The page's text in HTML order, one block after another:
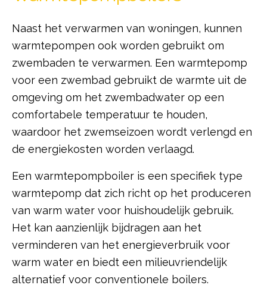
Naast het verwarmen van woningen, kunnen
warmtepompen ook worden gebruikt om
zwembaden te verwarmen. Een warmtepomp
voor een zwembad gebruikt de warmte uit de
omgeving om het zwembadwater op een
comfortabele temperatuur te houden,
waardoor het zwemseizoen wordt verlengd en
de energiekosten worden verlaagd.
Een warmtepompboiler is een specifiek type
warmtepomp dat zich richt op het produceren
van warm water voor huishoudelijk gebruik.
Het kan aanzienlijk bijdragen aan het
verminderen van het energieverbruik voor
warm water en biedt een milieuvriendelijk
alternatief voor conventionele boilers.